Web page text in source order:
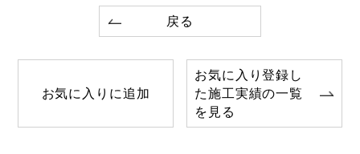
戻る
お気に入りに追加
お気に入り登録し
た施工実績の一覧
を見る